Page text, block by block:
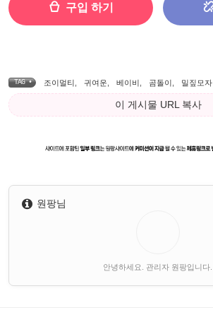
구입 하기
TAG • 조이멀티 귀여운 베이비 곰돌이 밀짚모자
이 게시물 URL 복사
원팡님
안녕하세요. 관리자 원팡입니다.